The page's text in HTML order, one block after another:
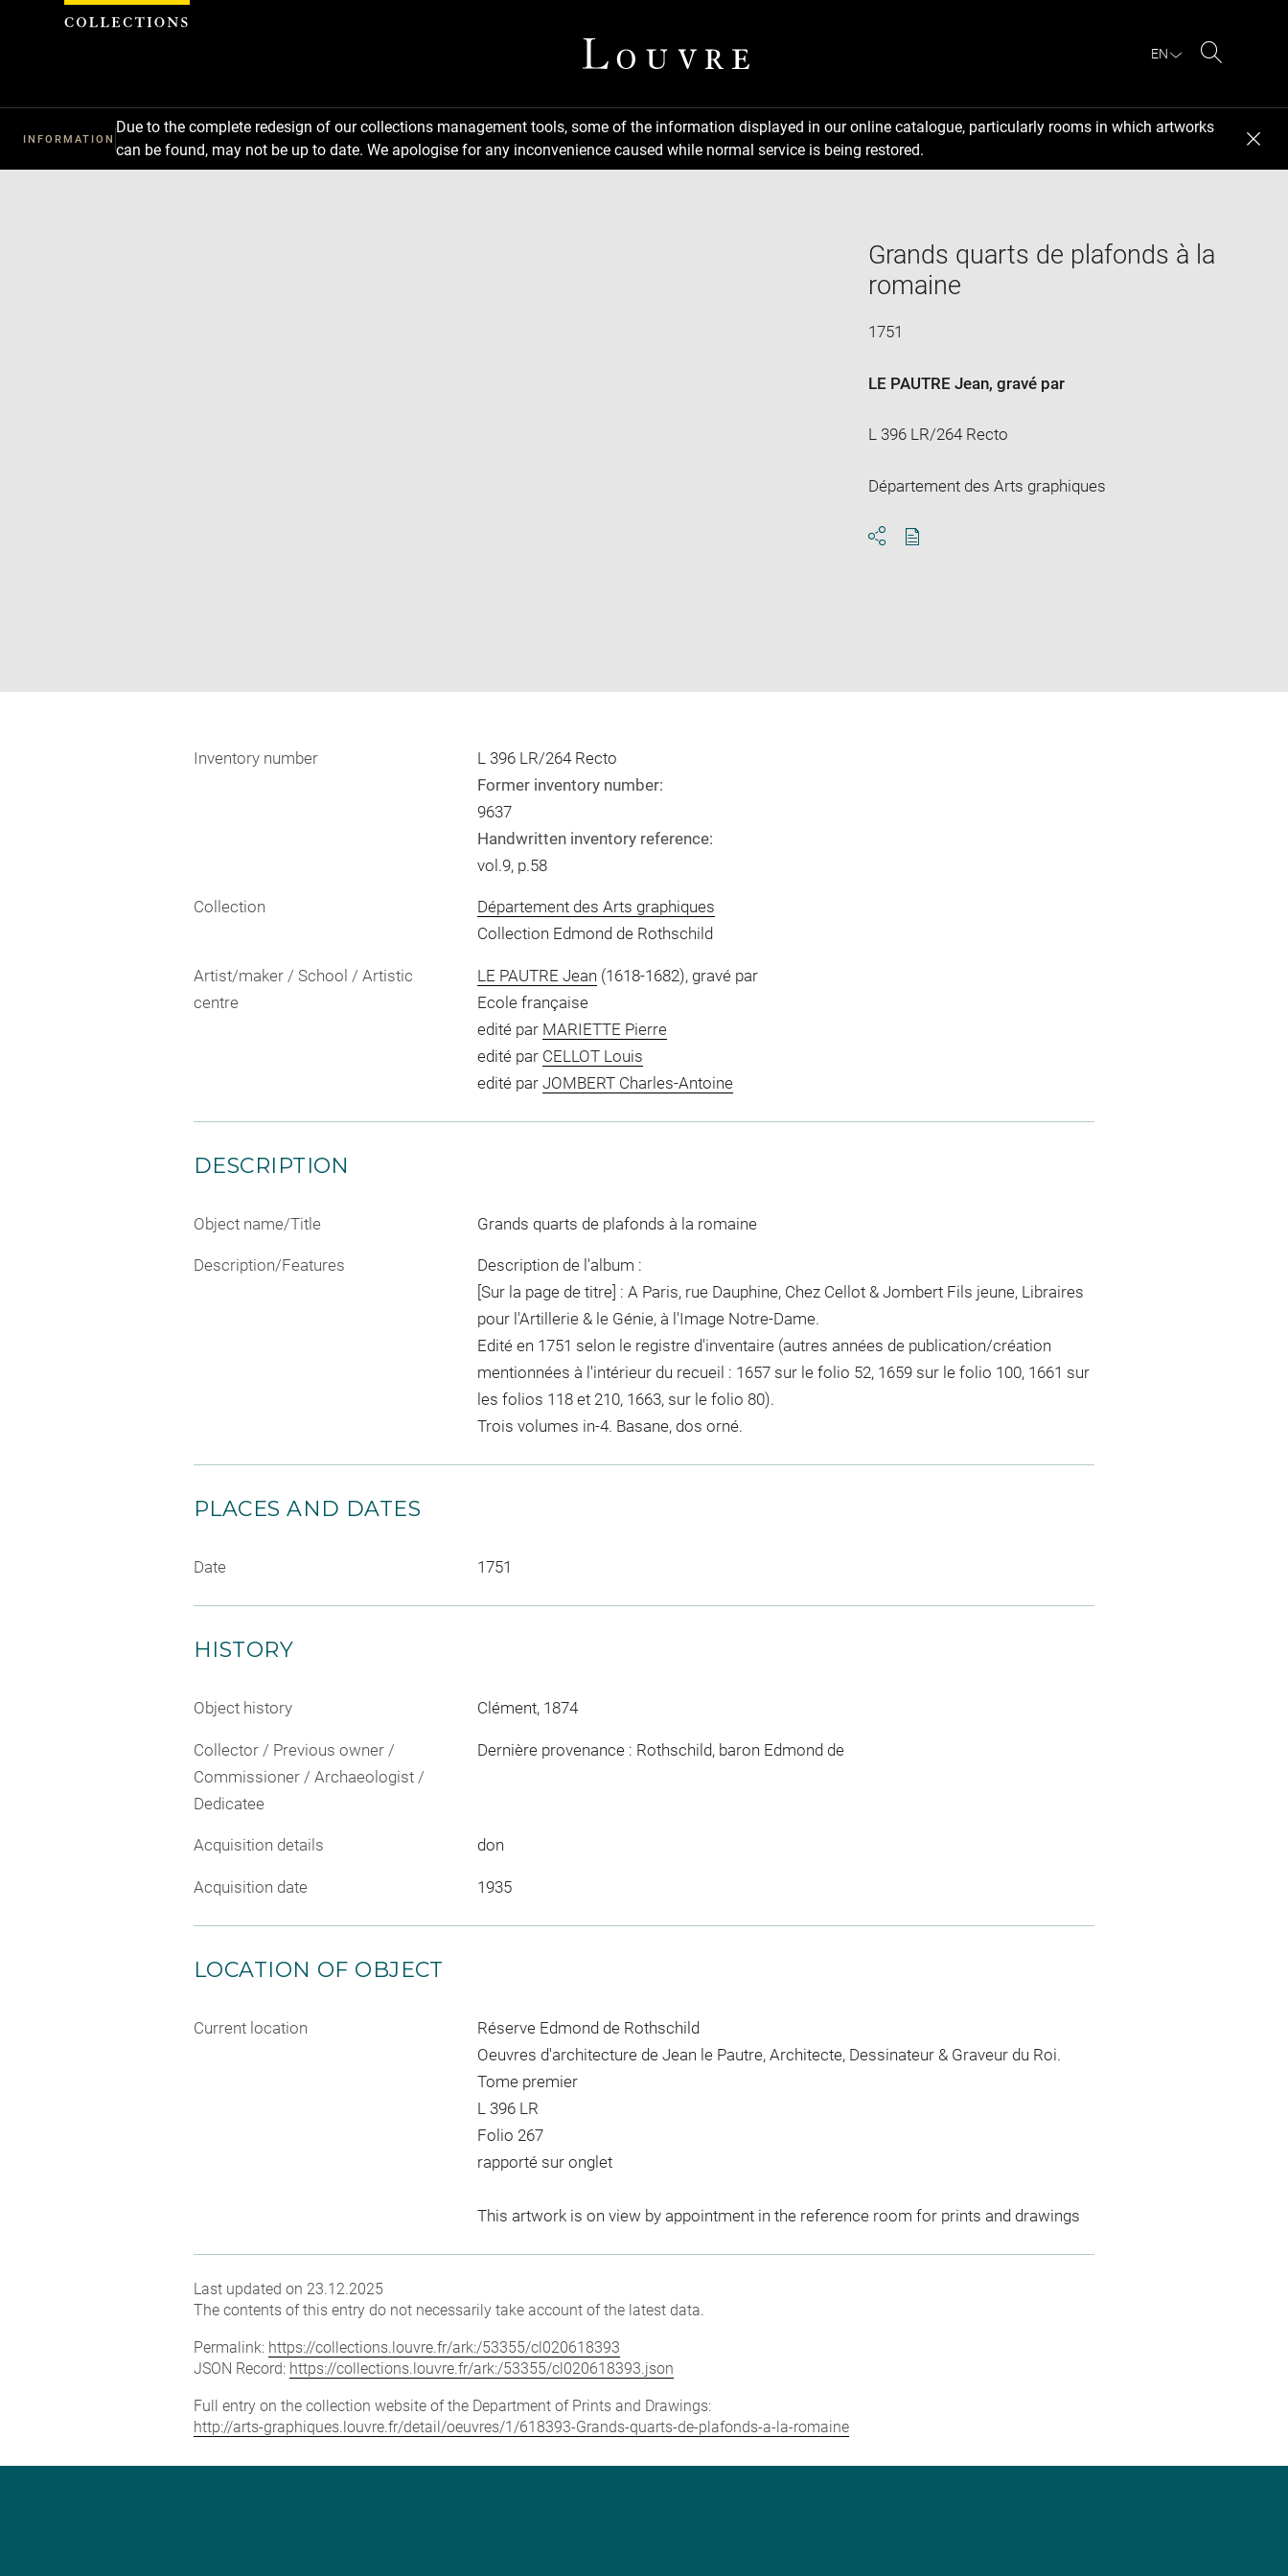
EN
INFORMATION
Due to the complete redesign of our collections management tools, some of the information displayed in our online catalogue, particularly rooms in which artworks
can be found, may not be up to date. We apologise for any inconvenience caused while normal service is being restored.
in
Grands quarts de plafonds à la
romaine
1751
LE PAUTRE Jean, gravé par
L 396 LR/264 Recto
Département des Arts graphiques
Inventory number
L 396 LR/264 Recto
Former inventory number:
9637
Handwritten inventory reference:
vol.9, p.58
Collection
Département des Arts graphiques
Collection Edmond de Rothschild
Artist/maker / School / Artistic
centre
LE PAUTRE Jean (1618-1682), gravé par
Ecole française
edité par MARIETTE Pierre
edité par CELLOT Louis
edité par JOMBERT Charles-Antoine
DESCRIPTION
Object name/Title Grands quarts de plafonds à la romaine
Description/Features
Description de l'album :
[Sur la page de titre] : A Paris, rue Dauphine, Chez Cellot & Jombert Fils jeune, Libraires
pour l'Artillerie & le Génie, à l'Image Notre-Dame.
Edité en 1751 selon le registre d'inventaire (autres années de publication/création
mentionnées à l'intérieur du recueil : 1657 sur le folio 52, 1659 sur le folio 100, 1661 sur
les folios 118 et 210, 1663, sur le folio 80).
Trois volumes in-4. Basane, dos orné.
PLACES AND DATES
Date 1751
HISTORY
Object history Clément, 1874
Collector / Previous owner /
Commissioner / Archaeologist /
Dedicatee
Dernière provenance : Rothschild, baron Edmond de
Acquisition details don
Acquisition date 1935
LOCATION OF OBJECT
Current location
Réserve Edmond de Rothschild
Oeuvres d'architecture de Jean le Pautre, Architecte, Dessinateur & Graveur du Roi.
Tome premier
L 396 LR
Folio 267
rapporté sur onglet
This artwork is on view by appointment in the reference room for prints and drawings
Last updated on 23.12.2025
The contents of this entry do not necessarily take account of the latest data.
Permalink: https://collections.louvre.fr/ark:/53355/cl020618393
JSON Record: https://collections.louvre.fr/ark:/53355/cl020618393.json
Full entry on the collection website of the Department of Prints and Drawings:
http://arts-graphiques.louvre.fr/detail/oeuvres/1/618393-Grands-quarts-de-plafonds-a-la-romaine
Cookies management panel